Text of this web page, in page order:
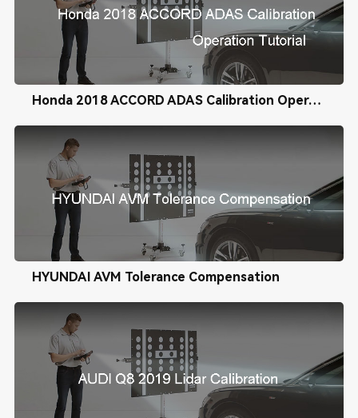
Honda 2018 ACCORD ADAS Calibration Operation Tutorial
HYUNDAI AVM Tolerance Compensation